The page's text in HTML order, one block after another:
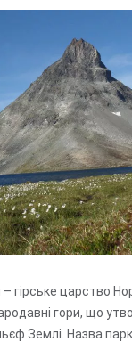
гірське царство
гори, що
Землі. Назва